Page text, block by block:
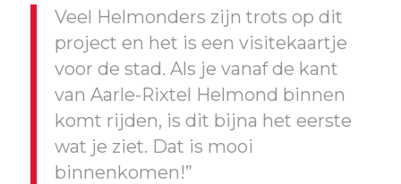
Veel Helmonders zijn trots op dit
project en het is een visitekaartje
voor de stad. Als je vanaf de kant
van Aarle-Rixtel Helmond binnen
komt rijden, is dit bijna het eerste
wat je ziet. Dat is mooi
binnenkomen!”